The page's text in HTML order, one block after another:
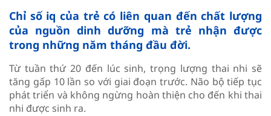
Chỉ số iq của trẻ có liên quan đến chất lượng
của nguồn dinh dưỡng mà trẻ nhận được
trong những năm tháng đầu đời.
Từ tuần thứ 20 đến lúc sinh, trọng lượng thai nhi sẽ
tăng gấp 10 lần so với giai đoạn trước. Não bộ tiếp tục
phát triển và không ngừng hoàn thiện cho đến khi thai
nhi được sinh ra.